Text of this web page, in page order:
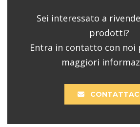
Sei interessato a
prodotti?
Entra in contatto con noi
maggiori